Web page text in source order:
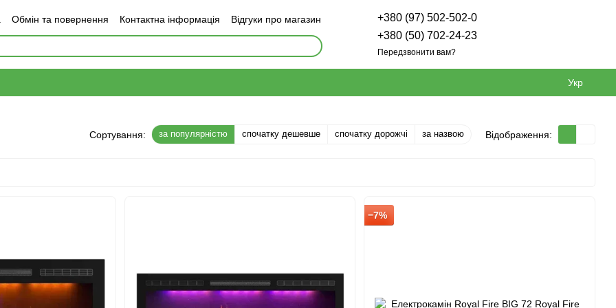
Обмін та повернення Контактна інформація Відгуки про магазин
+380 (97) 502-502-0
+380 (50) 702-24-23
Передзвонити вам?
Укр
Сортування: за популярністю спочатку дешевше спочатку дорожчі за назвою Відображення:
−7%